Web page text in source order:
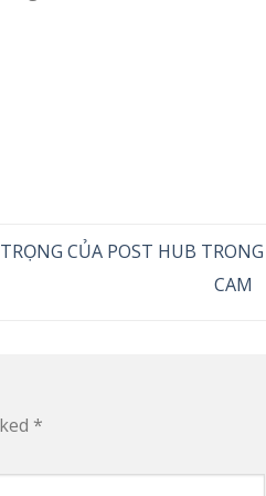
CỦA POST HUB
CAM
*